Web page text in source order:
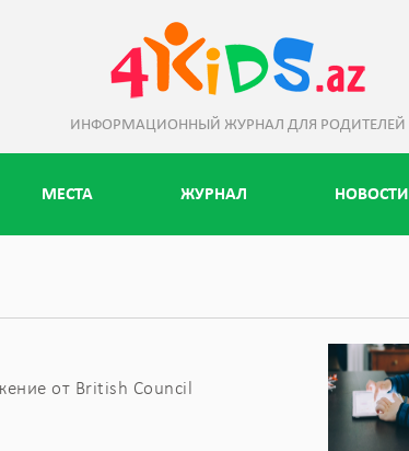
ИНФОРМАЦИОННЫЙ ЖУРНАЛ ДЛЯ РОДИТЕЛЕЙ
МЕСТА ЖУРНАЛ НОВОСТИ
от British Council